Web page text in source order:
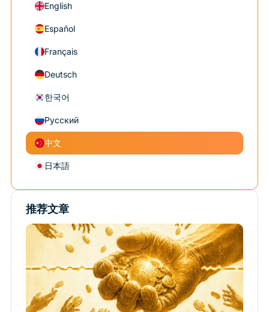
English
Español
Français
Deutsch
한국어
Русский
中文
日本語
推荐文章